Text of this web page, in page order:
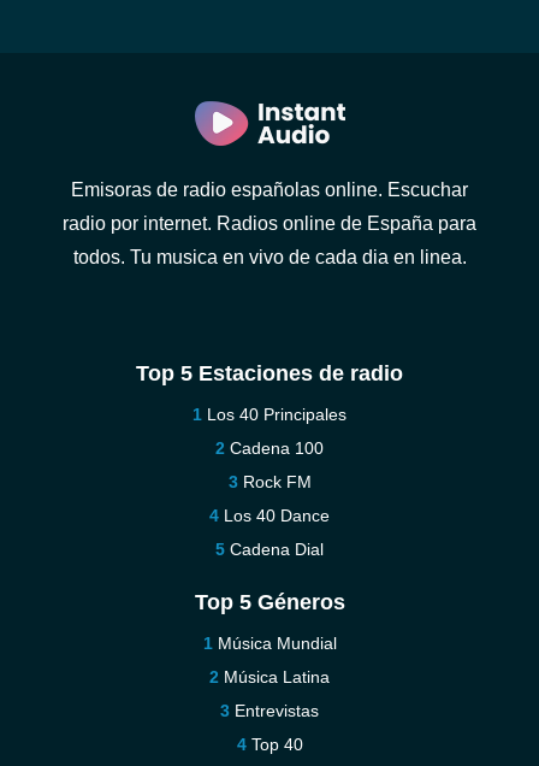
Emisoras de radio españolas online. Escuchar
radio por internet. Radios online de España para
todos. Tu musica en vivo de cada dia en linea.
Top 5 Estaciones de radio
Los 40 Principales
Cadena 100
Rock FM
Los 40 Dance
Cadena Dial
Top 5 Géneros
Música Mundial
Música Latina
Entrevistas
Top 40